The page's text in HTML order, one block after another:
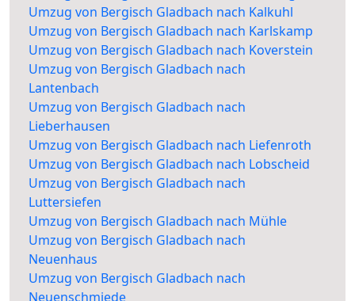
Umzug von Bergisch Gladbach nach Kalkuhl
Umzug von Bergisch Gladbach nach Karlskamp
Umzug von Bergisch Gladbach nach Koverstein
Umzug von Bergisch Gladbach nach
Lantenbach
Umzug von Bergisch Gladbach nach
Lieberhausen
Umzug von Bergisch Gladbach nach Liefenroth
Umzug von Bergisch Gladbach nach Lobscheid
Umzug von Bergisch Gladbach nach
Luttersiefen
Umzug von Bergisch Gladbach nach Mühle
Umzug von Bergisch Gladbach nach
Neuenhaus
Umzug von Bergisch Gladbach nach
Neuenschmiede